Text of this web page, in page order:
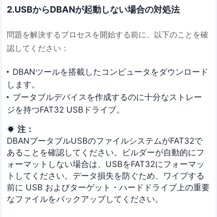
2.USBからDBANが起動しない場合の対処法
問題を解決するプロセスを開始する前に、以下のことを確
認してください：
DBANツールを搭載したコンピュータをダウンロード
します。
ブータブルデバイスを作成するのに十分なストレー
ジを持つFAT32 USBドライブ。
 注：
DBANブータブルUSBのファイルシステムがFAT32で
あることを確認してください。ビルダーが自動的にフ
ォーマットしない場合は、USBをFAT32にフォーマッ
トしてください。データ損失を防ぐため、ワイプする
前に USB およびターゲット・ハードドライブ上の重要
なファイルをバックアップしてください。